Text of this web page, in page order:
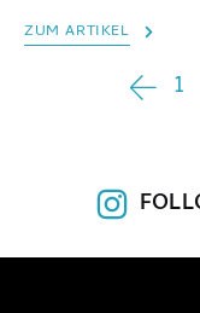
ZUM ARTIKEL
1